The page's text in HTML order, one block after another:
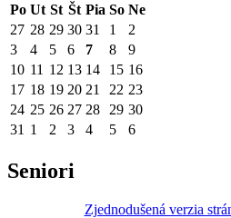
Po Ut St Št Pia So Ne
27 28 29 30 31 1
2
3
4 5 6 7 8
9
10 11 12 13 14 15 16
17 18 19 20 21 22 23
24 25 26 27 28 29 30
31 1 2 3 4 5 6
Seniori
Zjednodušená verzia